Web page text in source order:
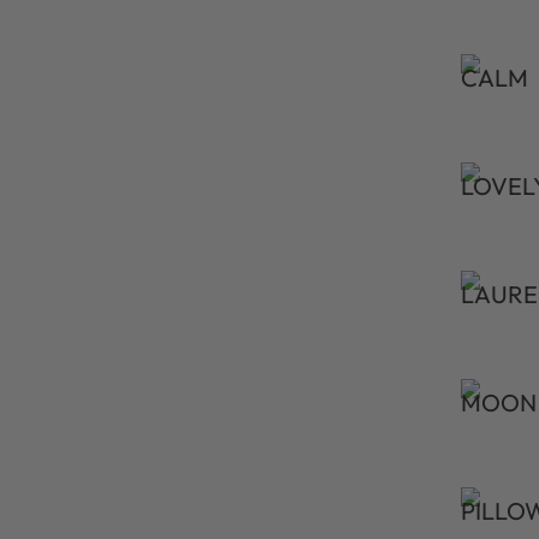
CALM
MOON